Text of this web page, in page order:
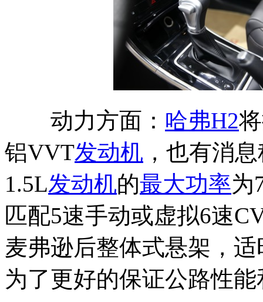
动力方面： 哈弗H2
铝VVT发动机 ，也有消
1.5L发动机的最大功率为
匹配5速手动或虚拟6速
麦弗逊后整体式悬架，
为了更好的保证公路性